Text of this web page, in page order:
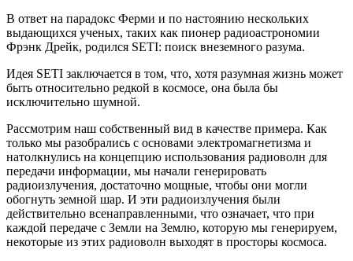
В ответ на парадокс Ферми и по настоянию нескольких
выдающихся ученых, таких как пионер радиоастрономии
Фрэнк Дрейк, родился SETI: поиск внеземного разума.
Идея SETI заключается в том, что, хотя разумная жизнь может
быть относительно редкой в космосе, она была бы
исключительно шумной.
Рассмотрим наш собственный вид в качестве примера. Как
только мы разобрались с основами электромагнетизма и
натолкнулись на концепцию использования радиоволн для
передачи информации, мы начали генерировать
радиоизлучения, достаточно мощные, чтобы они могли
обогнуть земной шар. И эти радиоизлучения были
действительно всенаправленными, что означает, что при
каждой передаче с Земли на Землю, которую мы генерируем,
некоторые из этих радиоволн выходят в просторы космоса.